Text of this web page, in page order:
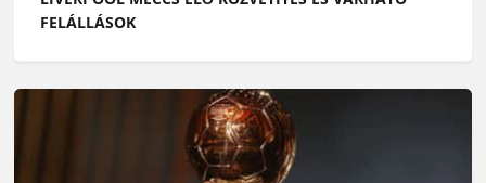
FELÁLLÁSOK